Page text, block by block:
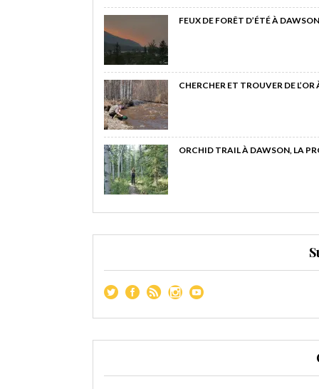
FEUX DE FORÊT D’ÉTÉ À
CHERCHER ET TROUVER DE
ORCHID TRAIL À DAWSON, LA